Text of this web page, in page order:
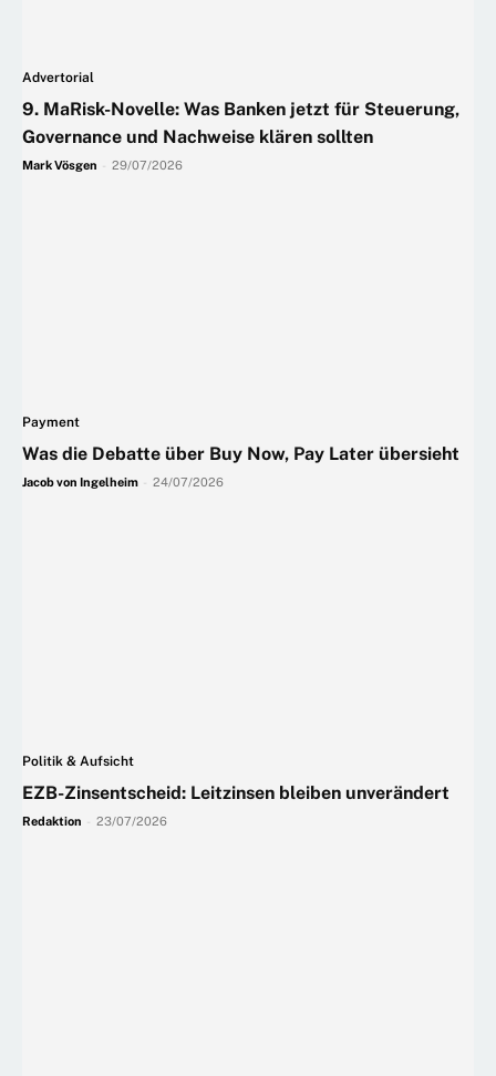
Advertorial
9. MaRisk-Novelle: Was Banken jetzt für Steuerung,
Governance und Nachweise klären sollten
Mark Vösgen 29/07/2026
Payment
Was die Debatte über Buy Now, Pay Later übersieht
Jacob von Ingelheim 24/07/2026
Politik & Aufsicht
EZB-Zinsentscheid: Leitzinsen bleiben unverändert
Redaktion 23/07/2026